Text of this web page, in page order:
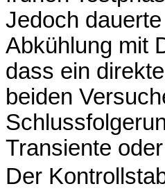
Jedoch
Abkühlung mit
dass ein
beiden
Transiente
Der